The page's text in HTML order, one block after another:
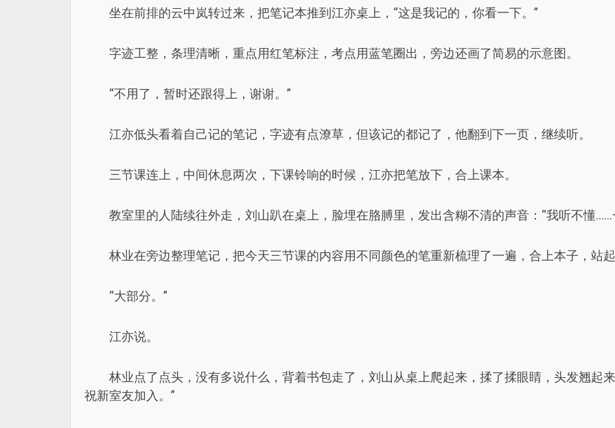
坐在前排的云中岚转过来，把笔记本推到江亦桌上，“这是我记的，你看一下。”
字迹工整，条理清晰，重点用红笔标注，考点用蓝笔圈出，旁边还画了简易的示意图。
“不用了，暂时还跟得上，谢谢。”
江亦低头看着自己记的笔记，字迹有点潦草，但该记的都记了，他翻到下一页，继续听。
三节课连上，中间休息两次，下课铃响的时候，江亦把笔放下，合上课本。
教室里的人陆续往外走，刘山趴在桌上，脸埋在胳膊里，发出含糊不清的声音：“我听不懂
林业在旁边整理笔记，把今天三节课的内容用不同颜色的笔重新梳理了一遍，合上本子，站
“大部分。”
江亦说。
林业点了点头，没有多说什么，背着书包走了，刘山从桌上爬起来，揉了揉眼睛，头发翘起
祝新室友加入。”